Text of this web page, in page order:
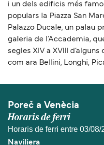
i un dels edificis més
populars la Piazza San
Palazzo Ducale, un palau
galeria de l’Accademia,
segles XIV a XVIII
com ara Bellini, Longhi,
Poreč a Venècia
Horaris de ferri
Horaris de ferri entre 03/